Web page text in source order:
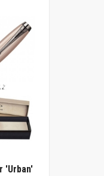
'Urban'